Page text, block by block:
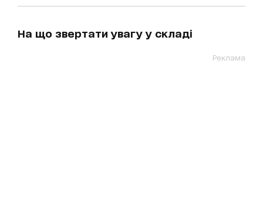
На що звертати увагу у складі
Реклама